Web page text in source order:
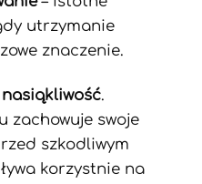
utrzymanie
znaczenie.
.
zachowuje swoje
szkodliwym
korzystnie na